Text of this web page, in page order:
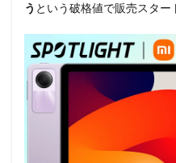
う という破格値で販売スター